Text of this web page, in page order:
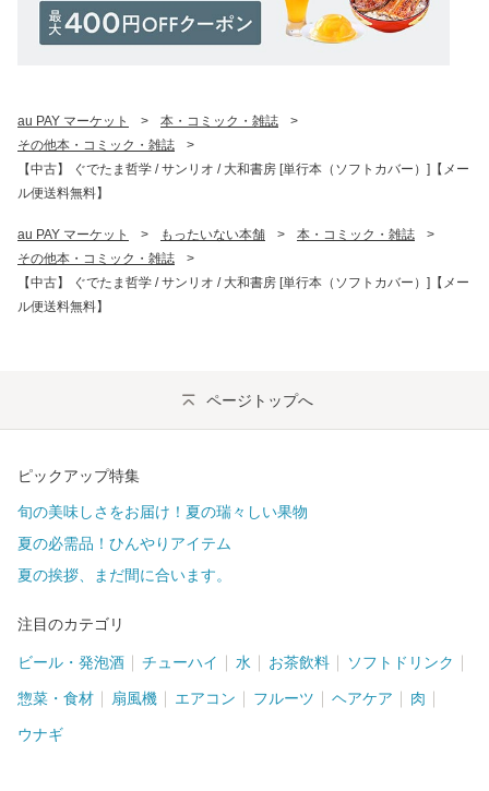
au PAY マーケット > 本・コミック・雑誌
>
その他本・コミック・雑誌
>
【中古】 ぐでたま哲学 / サンリオ / 大和書房 [単行本（ソフトカバー）]【メー
ル便送料無料】
au PAY マーケット > もったいない本舗 > 本・コミック・雑誌
>
その他本・コミック・雑誌
>
【中古】 ぐでたま哲学 / サンリオ / 大和書房 [単行本（ソフトカバー）]【メー
ル便送料無料】
ページトップへ
ピックアップ特集
旬の美味しさをお届け！夏の瑞々しい果物
夏の必需品！ひんやりアイテム
夏の挨拶、まだ間に合います。
注目のカテゴリ
ビール・発泡酒 チューハイ 水 お茶飲料 ソフトドリンク
惣菜・食材 扇風機 エアコン フルーツ ヘアケア 肉
ウナギ